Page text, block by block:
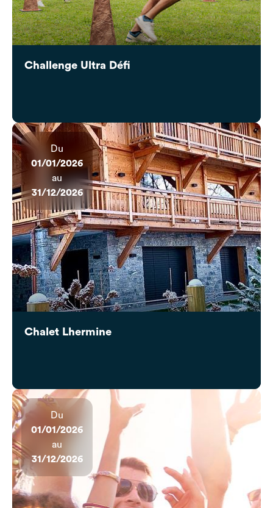
Challenge Ultra Défi
Du
01/01/2026
au
31/12/2026
Chalet Lhermine
Du
01/01/2026
au
31/12/2026